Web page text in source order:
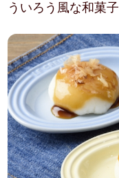
ういろう風な和菓子